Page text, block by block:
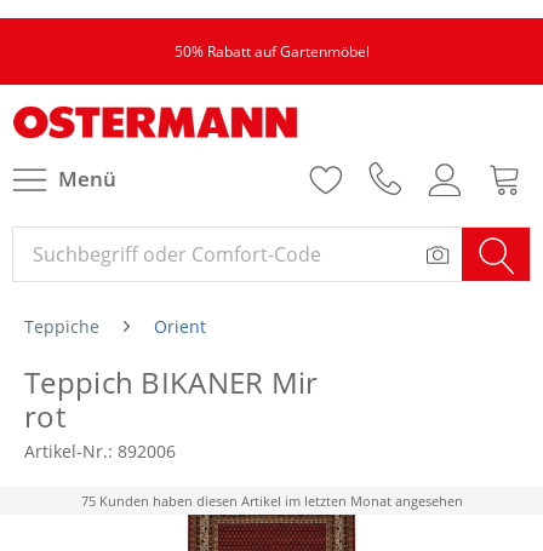
50% Rabatt auf Gartenmöbel
Menü
Teppiche Orient
Teppich BIKANER Mir
rot
Artikel-Nr.: 892006
75 Kunden haben diesen Artikel im letzten Monat angesehen